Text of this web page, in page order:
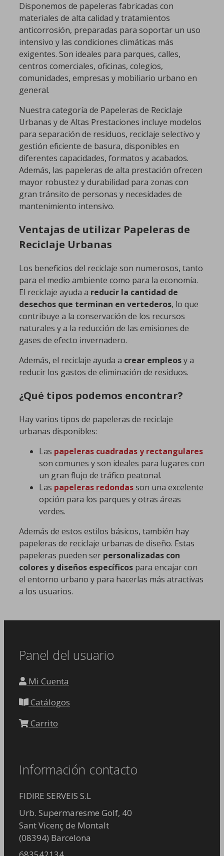
Disponemos de papeleras fabricadas con
materiales de alta calidad y tratamientos
anticorrosión, preparadas para soportar un uso
intensivo y las condiciones climáticas más
exigentes. Son ideales para parques, calles,
centros comerciales, oficinas, colegios,
comunidades, empresas y mobiliario urbano en
general.
Nuestra categoría de Papeleras de Reciclaje
Urbanas y de Altas Prestaciones incluye modelos
para separación de residuos, reciclaje selectivo y
gestión eficiente de basura, disponibles en
diferentes capacidades, formatos y acabados.
Además, las papeleras de alta prestación ofrecen
mayor robustez y durabilidad para zonas con
gran tránsito de personas y necesidades de
mantenimiento intensivo.
Ventajas de utilizar Papeleras de
Reciclaje Urbanas
Los beneficios del reciclaje son numerosos, tanto
para el medio ambiente como para la economía.
El reciclaje ayuda a reducir la cantidad de
desechos que terminan en vertederos, lo que
contribuye a la conservación de los recursos
naturales y a la reducción de las emisiones de
gases de efecto invernadero.
Además, el reciclaje ayuda a crear empleosy a
reducir los gastos de eliminación de residuos.
¿Qué tipos podemos encontrar?
Hay varios tipos de papeleras de reciclaje
urbanas disponibles:
Las papeleras cuadradas y rectangulares
son comunes y son ideales para lugares con
un gran flujo de tráfico peatonal.
Las papeleras redondasson una excelente
opción para los parques y otras áreas
verdes.
Además de estos estilos básicos, también hay
papeleras de reciclaje urbanas de diseño. Estas
papeleras pueden ser personalizadas con
colores y diseños específicos para encajar con
el entorno urbano y para hacerlas más atractivas
a los usuarios.
Panel del usuario
Mi Cuenta
Catálogos
Carrito
Información contacto
FIDIRE SERVEIS S.L
Urb. Supermaresme Golf, 40
Sant Vicenç de Montalt
(08394) Barcelona